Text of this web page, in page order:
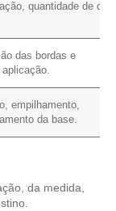
quantidade de
das bordas e
empilhamento,
da base.
da medida,